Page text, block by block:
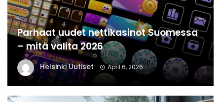
Parhaat uudet nettikasinot Suomessa
– mitä valita 2026
Helsinki Uutiset April 6, 2026